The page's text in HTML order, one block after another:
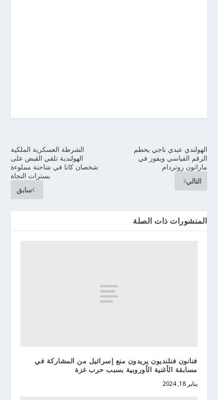
الشرطة العسكرية الملكية
الهولندية تلقي القبض على
شخصان كانا في شاحنة مملوءة
بسترات النجاة
سابق
الهولندي عبدي ناجي يحطم
الرقم القياسي ويفوز في
ماراثون روتردام
التالي
المنشورات ذات الصلة
فنانون فنلنديون يريدون منع إسرائيل من المشاركة في
مسابقة الأغنية الأوروبية بسبب حرب غزة
يناير 18, 2024